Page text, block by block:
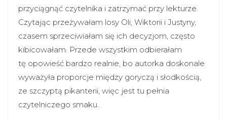
przyciągnąć czytelnika i zatrzymać przy lekturze.
Czytając przeżywałam losy Oli, Wiktorii i Justyny,
czasem sprzeciwiałam się ich decyzjom, często
kibicowałam. Przede wszystkim odbierałam
tę opowieść bardzo realnie, bo autorka doskonale
wyważyła proporcje między goryczą i słodkością,
ze szczyptą pikanterii, więc jest tu pełnia
czytelniczego smaku.